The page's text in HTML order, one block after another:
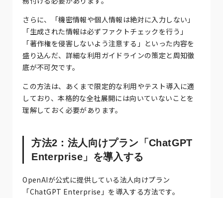
さらに、「機密情報や個人情報は絶対に入力しない」
「生成された情報は必ずファクトチェックを行う」
「著作権を侵害しないよう注意する」といった内容を
盛り込んだ、詳細な利用ガイドラインの策定と周知徹
底が不可欠です。
この方法は、あくまで限定的な利用やテスト導入に適
しており、本格的な全社展開には向いていないことを
理解しておく必要があります。
方法2：法人向けプラン「ChatGPT
Enterprise」を導入する
OpenAIが公式に提供している法人向けプラン
「ChatGPT Enterprise」を導入する方法です。